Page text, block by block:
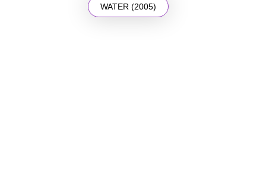
WATER (2005)